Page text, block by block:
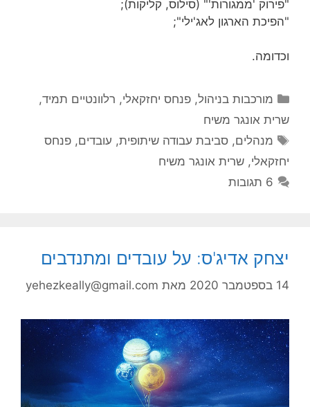
"פירוק 'ממגורות'" (סילוס, קליקות);
"הפיכת הארגון לאג'ילי";
וכדומה.
קטגוריות
מורכבות בניהול,פנחס יחזקאלי, רלוונטיים תמיד,
שרית אונגר משיח
תגיות
מנהלים,סביבת עבודה שיתופית, עובדים,פנחס
יחזקאלי, שרית אונגר משיח
6 תגובות
יצחק אדיג'ס: על עובדים ומתנדבים
14 בספטמבר 2020 מאת yehezkeally@gmail.com